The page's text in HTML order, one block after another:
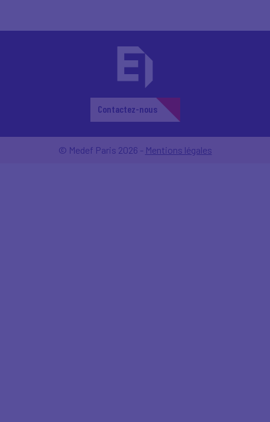
Contactez-nous
© Medef Paris 2026 - Mentions légales